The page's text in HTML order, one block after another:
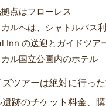
点はフローレス
ルへは、シャトルバス
Inn の送迎とガイドツア
ル国立公園内のホテル
ツアーは絶対に行った
遺跡のチケット料金、